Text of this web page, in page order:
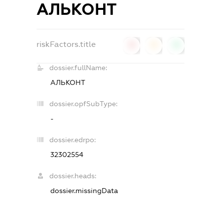
АЛЬКОНТ
riskFactors.title
dossier.fullName:
АЛЬКОНТ
dossier.opfSubType:
-
dossier.edrpo:
32302554
dossier.heads:
dossier.missingData